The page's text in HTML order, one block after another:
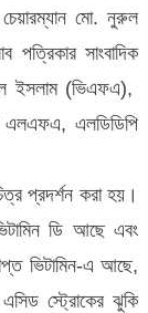
ও
ভিটামিন
ডি
আছে
মো. নুরুল
পত্রিকার সাংবাদিক
ইসলাম (ভিএফএ),
এলডিডিপি
প্রদর্শন করা হয়।
ডি আছে এবং
ভিটামিন-এ আছে,
এসিড স্ট্রোকের ঝুকি